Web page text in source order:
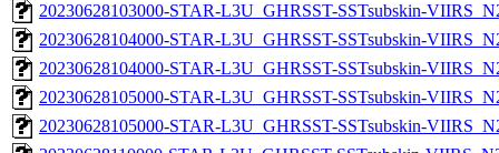
20230628103000-STAR-L3U_GHRSST-SSTsubskin-
20230628104000-STAR-L3U_GHRSST-SSTsubskin-
20230628104000-STAR-L3U_GHRSST-SSTsubskin-
20230628105000-STAR-L3U_GHRSST-SSTsubskin-
20230628105000-STAR-L3U_GHRSST-SSTsubskin-